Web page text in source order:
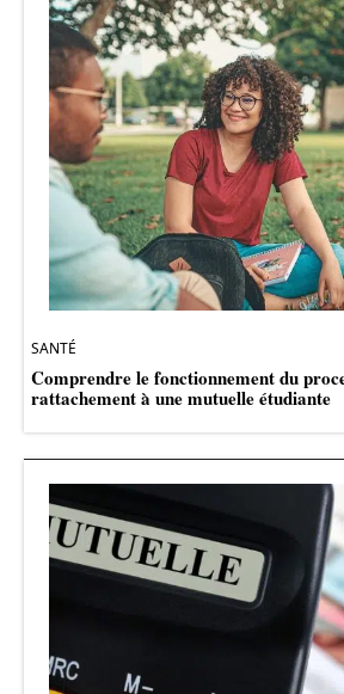
SANTÉ
Comprendre le fonctionnement du
rattachement à une mutuelle étudiante